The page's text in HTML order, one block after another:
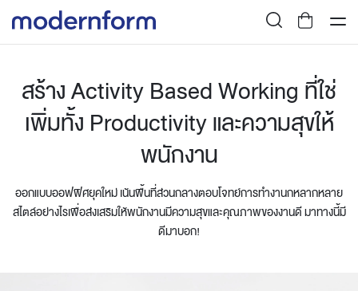
สร้าง Activity Based Working ที่ใช่
เพิ่มทั้ง Productivity และความสุขให้
พนักงาน
ออกแบบออฟฟิศยุคใหม่ เน้นพื้นที่ส่วนกลางตอบโจทย์การทำงานกหลากหลาย
สไตล์อย่างไรเพื่อส่งเสริมให้พนักงานมีความสุขและคุณภาพของงานดี มาทางนี้มี
ดีมาบอก!